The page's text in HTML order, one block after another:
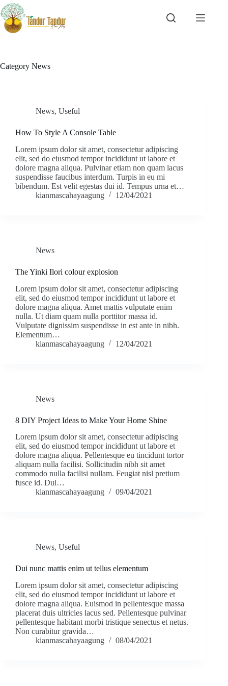
Skip
to
content
Category News
News, Useful
How To Style A Console Table
Lorem ipsum dolor sit amet, consectetur adipiscing
elit, sed do eiusmod tempor incididunt ut labore et
dolore magna aliqua. Pulvinar etiam non quam lacus
suspendisse faucibus interdum. Turpis in eu mi
bibendum. Est velit egestas dui id. Tempus urna et…
kianmascahayaagung
12/04/2021
News
The Yinki Ilori colour explosion
Lorem ipsum dolor sit amet, consectetur adipiscing
elit, sed do eiusmod tempor incididunt ut labore et
dolore magna aliqua. Amet mattis vulputate enim
nulla. Ut diam quam nulla porttitor massa id.
Vulputate dignissim suspendisse in est ante in nibh.
Elementum…
kianmascahayaagung
12/04/2021
News
8 DIY Project Ideas to Make Your Home Shine
Lorem ipsum dolor sit amet, consectetur adipiscing
elit, sed do eiusmod tempor incididunt ut labore et
dolore magna aliqua. Pellentesque eu tincidunt tortor
aliquam nulla facilisi. Sollicitudin nibh sit amet
commodo nulla facilisi nullam. Feugiat nisl pretium
fusce id. Dui…
kianmascahayaagung
09/04/2021
News, Useful
Dui nunc mattis enim ut tellus elementum
Lorem ipsum dolor sit amet, consectetur adipiscing
elit, sed do eiusmod tempor incididunt ut labore et
dolore magna aliqua. Euismod in pellentesque massa
placerat duis ultricies lacus sed. Pellentesque pulvinar
pellentesque habitant morbi tristique senectus et netus.
Non curabitur gravida…
kianmascahayaagung
08/04/2021